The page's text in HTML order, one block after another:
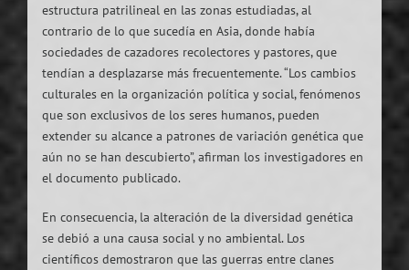
estructura patrilineal en las zonas estudiadas, al
contrario de lo que sucedía en Asia, donde había
sociedades de cazadores recolectores y pastores, que
tendían a desplazarse más frecuentemente. “Los cambios
culturales en la organización política y social, fenómenos
que son exclusivos de los seres humanos, pueden
extender su alcance a patrones de variación genética que
aún no se han descubierto”, afirman los investigadores en
el documento publicado.
En consecuencia, la alteración de la diversidad genética
se debió a una causa social y no ambiental. Los
científicos demostraron que las guerras entre clanes